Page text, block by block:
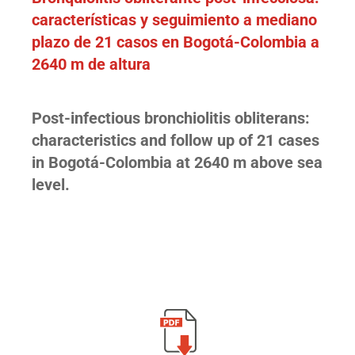
características y seguimiento a mediano
plazo de 21 casos en Bogotá-Colombia a
2640 m de altura
Post-infectious bronchiolitis obliterans:
characteristics and follow up of 21 cases
in Bogotá-Colombia at 2640 m above sea
level.